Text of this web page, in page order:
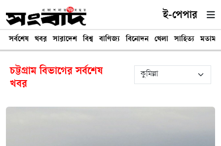
ই-পেপার
সর্বশেষ খবর সারাদেশ বিশ্ব বাণিজ্য বিনোদন খেলা সাহিত্য মতামত
চট্টগ্রাম বিভাগের সর্বশেষ
খবর